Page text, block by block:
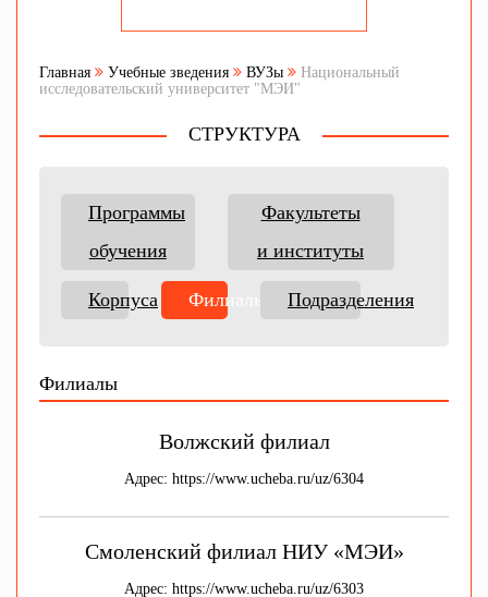
Главная Учебные зведения ВУЗы
Национальный
исследовательский университет "МЭИ"
СТРУКТУРА
Программы
обучения
Факультеты
и институты
Корпуса Филиалы Подразделения
Филиалы
Волжский филиал
Адрес: https://www.ucheba.ru/uz/6304
Смоленский филиал НИУ «МЭИ»
Адрес: https://www.ucheba.ru/uz/6303